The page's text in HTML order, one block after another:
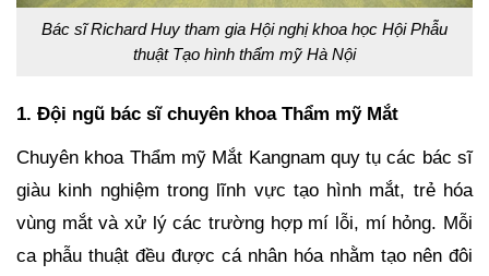
Bác sĩ Richard Huy tham gia Hội nghị khoa học Hội Phẫu
thuật Tạo hình thẩm mỹ Hà Nội
1. Đội ngũ bác sĩ chuyên khoa Thẩm mỹ Mắt
Chuyên khoa Thẩm mỹ Mắt Kangnam quy tụ các bác sĩ
giàu kinh nghiệm trong lĩnh vực tạo hình mắt, trẻ hóa
vùng mắt và xử lý các trường hợp mí lỗi, mí hỏng. Mỗi
ca phẫu thuật đều được cá nhân hóa nhằm tạo nên đôi